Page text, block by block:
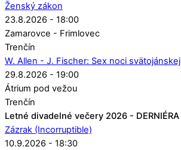
Ženský zákon
23.8.2026 - 18:00
Zamarovce - Frimlovec
Trenčín
W. Allen - J. Fischer: Sex noci svätojánskej
29.8.2026 - 19:00
Átrium pod vežou
Trenčín
Letné divadelné večery 2026 - DERNIÉRA
Zázrak (Incorruptible)
10.9.2026 - 18:30